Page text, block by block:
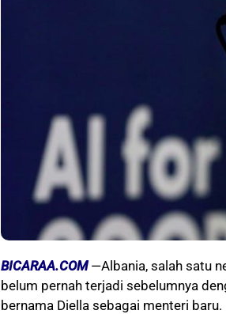
BICARAA.COM—Albania, salah satu
belum pernah terjadi sebelumnya
bernama Diella sebagai menteri baru.